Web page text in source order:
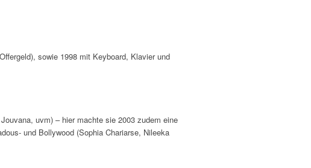
sowie 1998 mit Keyboard, Klavier und
uvm) – hier machte sie 2003 zudem eine
und Bollywood (Sophia Chariarse, Nileeka